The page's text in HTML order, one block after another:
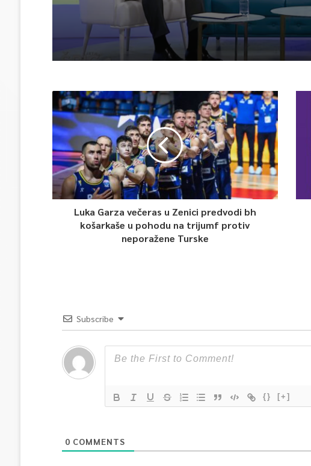
Luka Garza večeras u Zenici predvodi bh
košarkaše u pohodu na trijumf protiv
neporažene Turske
Subscribe
{} [+]
0 COMMENTS